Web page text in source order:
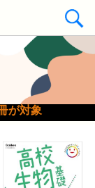
が対象